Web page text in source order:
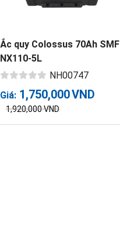
Ắc quy Colossus 70Ah SMF
NX110-5L
NH00747
Giá: 1,750,000VND
1,920,000VND